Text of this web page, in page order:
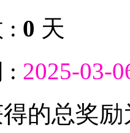
: 0 天
: 2025-03-
的总奖